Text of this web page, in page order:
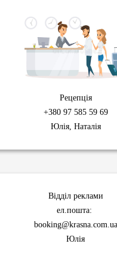
Рецепція
+380 97 585 59 69
Юлія, Наталія
Відділ реклами
ел.пошта:
booking@krasna.com.ua
Юлія